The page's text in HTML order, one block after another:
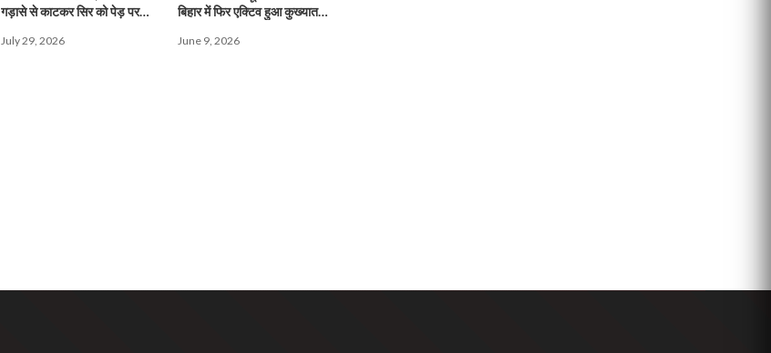
गड़ासे से काटकर सिर को पेड़ पर
July 29, 2026
बिहार में फिर एक्टिव हुआ कुख्यात
June 9, 2026